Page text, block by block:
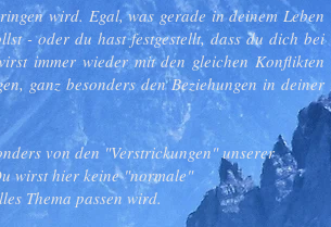
wird. Egal, was gerade in deinem Leben
- oder du hast festgestellt, dass du dich bei
immer wieder mit den gleichen Konflikten
ganz besonders den Beziehungen in deiner
von den "Verstrickungen" unserer
wirst hier keine "normale"
Thema passen wird.